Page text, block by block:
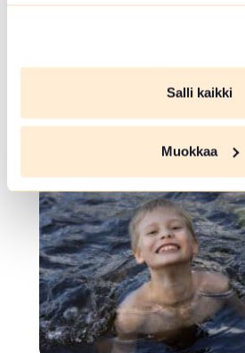
Salli kaikki
Muokkaa
Kärmeskallion
Nuotiopaikka, laituri,
ussi portaiden yläpäässä.